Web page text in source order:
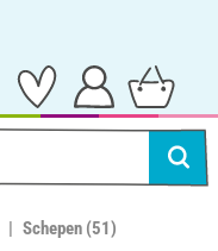
Schepen (51)